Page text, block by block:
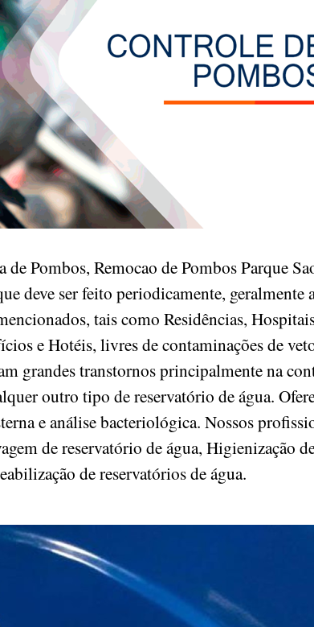
Pombos, Remocao de Pombos Parque
deve ser feito periodicamente, geralmente
tais como Residências,
e Hotéis, livres de contaminações de
grandes transtornos principalmente na
outro tipo de reservatório de água.
e análise bacteriológica. Nossos
de reservatório de água, Higienização
de reservatórios de água.